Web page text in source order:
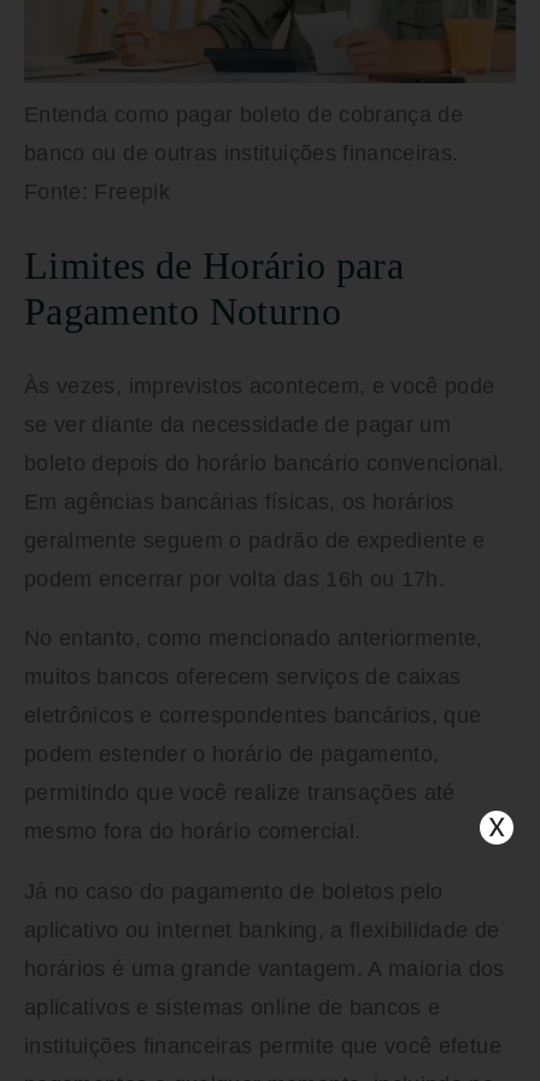
Entenda como pagar boleto de cobrança de
banco ou de outras instituições financeiras.
Fonte: Freepik
Limites de Horário para
Pagamento Noturno
Às vezes, imprevistos acontecem, e você pode
se ver diante da necessidade de pagar um
boleto depois do horário bancário convencional.
Em agências bancárias físicas, os horários
geralmente seguem o padrão de expediente e
podem encerrar por volta das 16h ou 17h.
No entanto, como mencionado anteriormente,
muitos bancos oferecem serviços de caixas
eletrônicos e correspondentes bancários, que
podem estender o horário de pagamento,
permitindo que você realize transações até
mesmo fora do horário comercial.
Já no caso do pagamento de boletos pelo
aplicativo ou internet banking, a flexibilidade de
horários é uma grande vantagem. A maioria dos
aplicativos e sistemas online de bancos e
instituições financeiras permite que você efetue